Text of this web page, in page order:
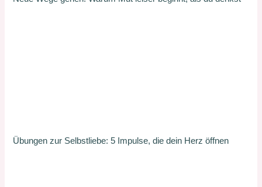
Übungen zur Selbstliebe: 5 Impulse, die dein Herz öffnen